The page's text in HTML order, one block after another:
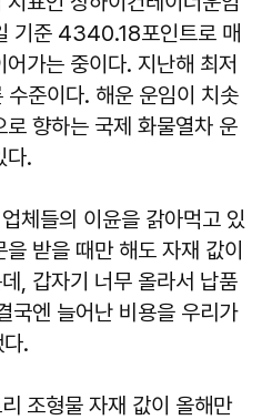
기준 4340.18포인트로 매
가는 중이다. 지난해 최저
준이다. 해운 운임이 치솟
향하는 국제 화물열차 운
다.
체들의 이윤을 갉아먹고 있
받을 때만 해도 자재 값이
, 갑자기 너무 올라서 납품
국엔 늘어난 비용을 우리가
.
조형물 자재 값이 올해만